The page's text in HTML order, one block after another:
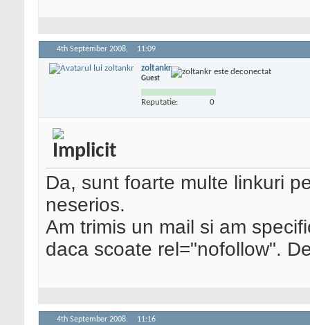
4th September 2008, 11:09
zoltankr
Guest
Reputatie: 0
Da, sunt foarte multe linkuri
neserios.
Am trimis un mail si am
daca scoate rel="nofollow".
4th September 2008, 11:16